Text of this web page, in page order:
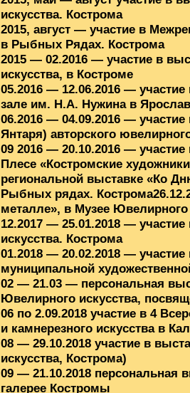
искусства. Кострома
2015, август — участие в
в Рыбных Рядах. Кострома
2015 — 02.2016 — участие в
искусства, в Костроме
05.2016 — 12.06.2016 —
зале им. Н.А. Нужина в
06.2016 — 04.09.2016 —
Янтаря) авторского
09 2016 — 20.10.2016 —
Плесе «Костромские
региональной выставке «Ко
Рыбных рядах.
металле», в Музее Ювелирного
12.2017 — 25.01.2018 —
искусства. Кострома
01.2018 — 20.02.2018 —
муниципальной
02 — 21.03 — персональная
Ювелирного искусства,
06 по 2.09.2018 участие в 4
и камнерезного искусства в
08 — 29.10.2018 участие в
искусства, Кострома)
09 — 21.10.2018 персональная
галерее Костромы